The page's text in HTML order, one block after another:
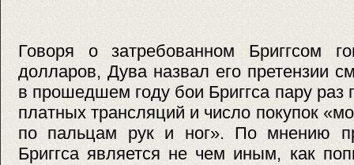
Говоря о затребованном Бриггсом
долларов, Дува назвал его претензии
в прошедшем году бои Бриггса пару раз
платных трансляций и число покупок
по пальцам рук и ног». По мнению
Бриггса является не чем иным, как